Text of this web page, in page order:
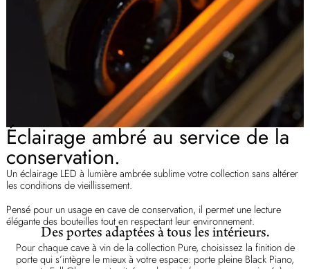
Éclairage ambré au service de la
conservation.
Un éclairage LED à lumière ambrée sublime votre collection sans altérer
les conditions de vieillissement.
Pensé pour un usage en cave de conservation, il permet une lecture
élégante des bouteilles tout en respectant leur environnement.
Des portes adaptées à tous les intérieurs.
Pour chaque cave à vin de la collection Pure, choisissez la finition de
porte qui s’intègre le mieux à votre espace: porte pleine Black Piano,